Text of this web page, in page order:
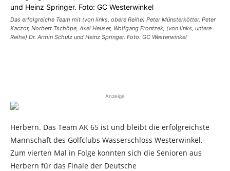
Das erfolgreiche Team mit (von links, obere Reihe) Peter Münsterkötter, Peter
Kaczor, Norbert Tschöpe, Axel Heuser, Wolfgang Frontzek, (von links, untere
Reihe) Dr. Armin Schulz und Heinz Springer. Foto: GC Westerwinkel
Anzeige
Herbern. Das Team AK 65 ist und bleibt die erfolgreichste
Mannschaft des Golfclubs Wasserschloss Westerwinkel.
Zum vierten Mal in Folge konnten sich die Senioren aus
Herbern für das Finale der Deutsche